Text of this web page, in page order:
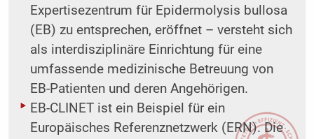
Expertisezentrum für Epidermolysis bullosa
(EB) zu entsprechen, eröffnet – versteht sich
als interdisziplinäre Einrichtung für eine
umfassende medizinische Betreuung von
EB-Patienten und deren Angehörigen.
EB-CLINET ist ein Beispiel für ein
Europäisches Referenznetzwerk (ERN). Die